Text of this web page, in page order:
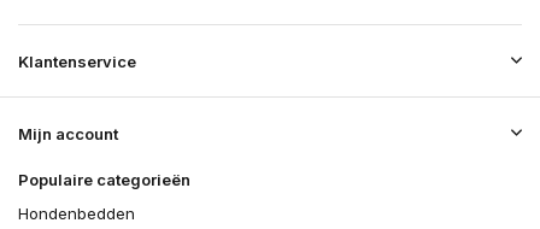
Klantenservice
Mijn account
Populaire categorieën
Hondenbedden